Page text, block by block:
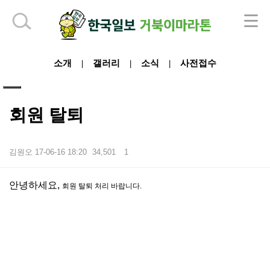
소개 갤러리 소식 사전접수
회원 탈퇴
김원오 17-06-16 18:20 34,501 1
본문
안녕하세요, 회원 탈퇴 처리 바랍니다.
하단 영역